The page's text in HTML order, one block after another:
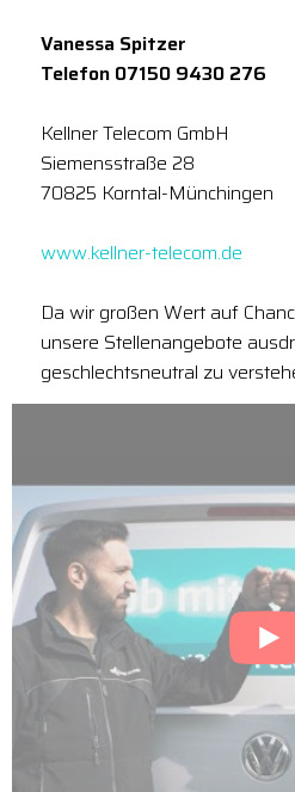
Vanessa Spitzer
Telefon 07150 9430 276
Kellner Telecom GmbH
Siemensstraße 28
70825 Korntal-Münchingen
www.kellner-telecom.de
Da wir großen Wert auf
unsere Stellenangebote
geschlechtsneutral zu